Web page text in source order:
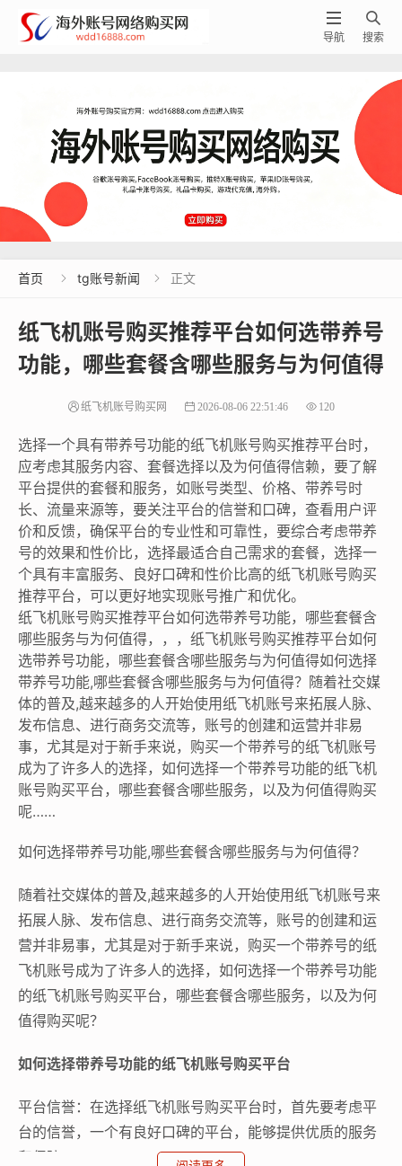

搜索

导航
首页  tg账号新闻  正文
纸飞机账号购买推荐平台如何选带养号
功能，哪些套餐含哪些服务与为何值得
纸飞机账号购买网 2026-08-06 22:51:46 120
选择一个具有带养号功能的纸飞机账号购买推荐平台时，
应考虑其服务内容、套餐选择以及为何值得信赖，要了解
平台提供的套餐和服务，如账号类型、价格、带养号时
长、流量来源等，要关注平台的信誉和口碑，查看用户评
价和反馈，确保平台的专业性和可靠性，要综合考虑带养
号的效果和性价比，选择最适合自己需求的套餐，选择一
个具有丰富服务、良好口碑和性价比高的纸飞机账号购买
推荐平台，可以更好地实现账号推广和优化。
纸飞机账号购买推荐平台如何选带养号功能，哪些套餐含
哪些服务与为何值得，，，纸飞机账号购买推荐平台如何
选带养号功能，哪些套餐含哪些服务与为何值得如何选择
带养号功能,哪些套餐含哪些服务与为何值得？随着社交媒
体的普及,越来越多的人开始使用纸飞机账号来拓展人脉、
发布信息、进行商务交流等，账号的创建和运营并非易
事，尤其是对于新手来说，购买一个带养号的纸飞机账号
成为了许多人的选择，如何选择一个带养号功能的纸飞机
账号购买平台，哪些套餐含哪些服务，以及为何值得购买
呢……
如何选择带养号功能,哪些套餐含哪些服务与为何值得？
随着社交媒体的普及,越来越多的人开始使用纸飞机账号来
拓展人脉、发布信息、进行商务交流等，账号的创建和运
营并非易事，尤其是对于新手来说，购买一个带养号的纸
飞机账号成为了许多人的选择，如何选择一个带养号功能
的纸飞机账号购买平台，哪些套餐含哪些服务，以及为何
值得购买呢？
如何选择带养号功能的纸飞机账号购买平台
平台信誉：在选择纸飞机账号购买平台时，首先要考虑平
台的信誉，一个有良好口碑的平台，能够提供优质的服务
和保障。